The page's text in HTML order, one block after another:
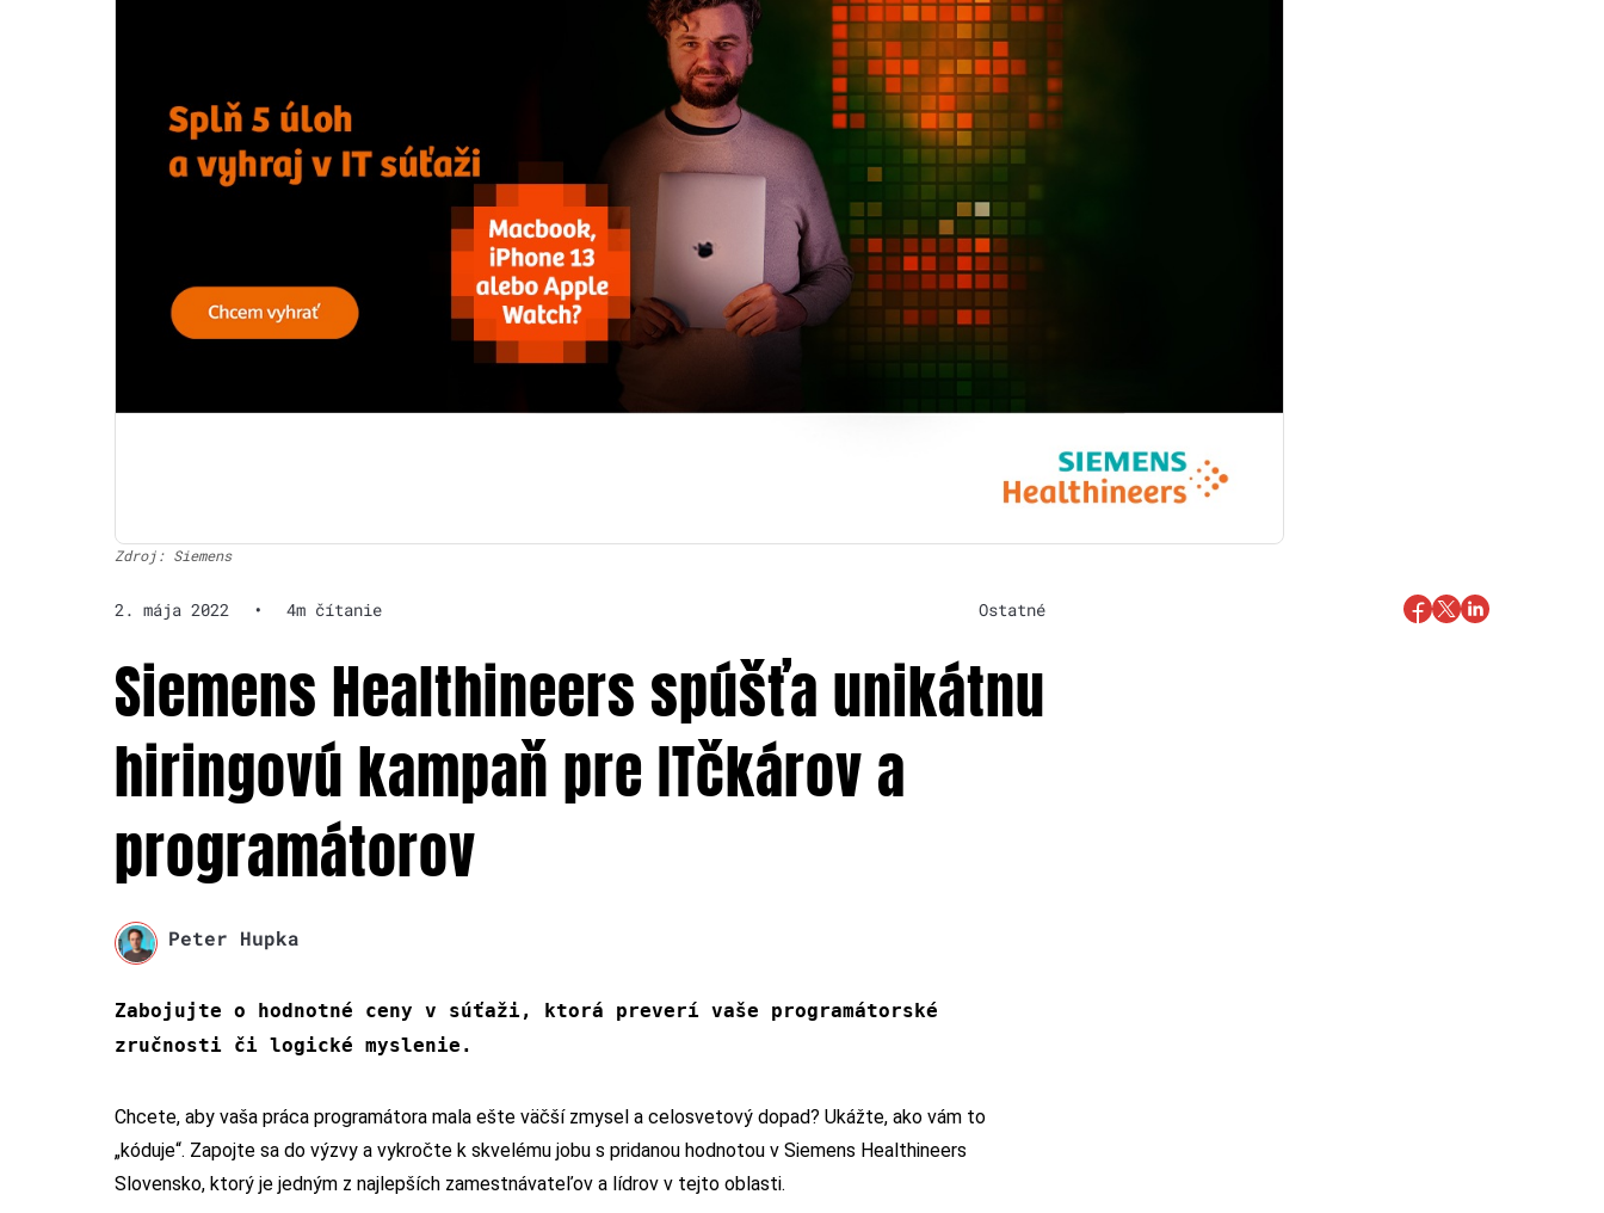
Zdroj: Siemens
2. mája 2022 • 4m čítanie Ostatné
Siemens Healthineers spúšťa unikátnu
hiringovú kampaň pre ITčkárov a
programátorov
Peter Hupka
Zabojujte o hodnotné ceny v súťaži, ktorá preverí vaše programátorské
zručnosti či logické myslenie.
Chcete, aby vaša práca programátora mala ešte väčší zmysel a celosvetový dopad? Ukážte, ako vám to
„kóduje“. Zapojte sa do výzvy a vykročte k skvelému jobu s pridanou hodnotou v Siemens Healthineers
Slovensko, ktorý je jedným z najlepších zamestnávateľov a lídrov v tejto oblasti.